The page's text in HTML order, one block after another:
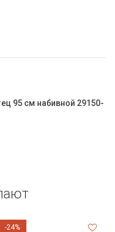
95 см набивной 29150-
-24%